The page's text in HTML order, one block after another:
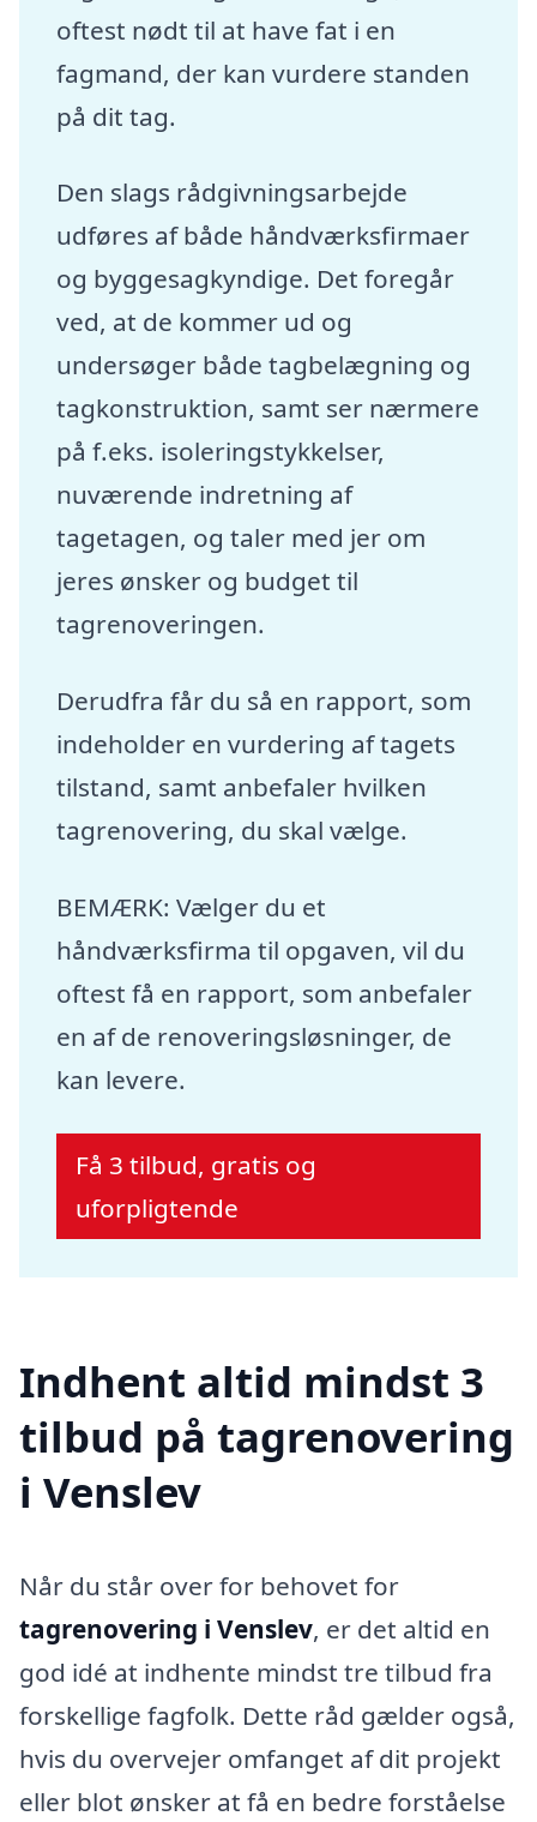
oftest nødt til at have fat i en
fagmand, der kan vurdere standen
på dit tag.
Den slags rådgivningsarbejde
udføres af både håndværksfirmaer
og byggesagkyndige. Det foregår
ved, at de kommer ud og
undersøger både tagbelægning og
tagkonstruktion, samt ser nærmere
på f.eks. isoleringstykkelser,
nuværende indretning af
tagetagen, og taler med jer om
jeres ønsker og budget til
tagrenoveringen.
Derudfra får du så en rapport, som
indeholder en vurdering af tagets
tilstand, samt anbefaler hvilken
tagrenovering, du skal vælge.
BEMÆRK: Vælger du et
håndværksfirma til opgaven, vil du
oftest få en rapport, som anbefaler
en af de renoveringsløsninger, de
kan levere.
Få 3 tilbud, gratis og
uforpligtende
Indhent altid mindst 3
tilbud på tagrenovering
i Venslev
Når du står over for behovet for
tagrenovering i Venslev, er det altid en
god idé at indhente mindst tre tilbud fra
forskellige fagfolk. Dette råd gælder også,
hvis du overvejer omfanget af dit projekt
eller blot ønsker at få en bedre forståelse